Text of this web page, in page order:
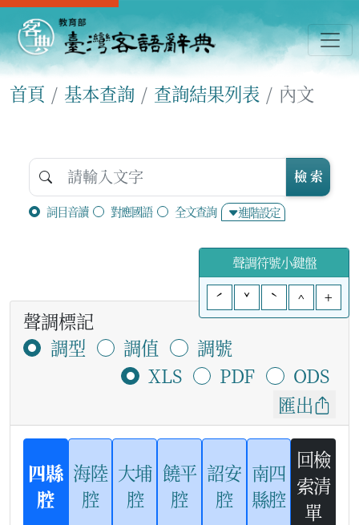
首頁 基本查詢 查詢結果列表 內文
詞目音讀 對應國語 全文查詢 進階設定
檢 索
聲調符號小鍵盤
ˊ
ˇ ˋ ^ +
聲調標記
調型
調值
調號
XLS
PDF
ODS
匯出
四縣
腔
海陸
腔
大埔
腔
饒平
腔
詔安
腔
南四
縣腔
回檢
索清
單